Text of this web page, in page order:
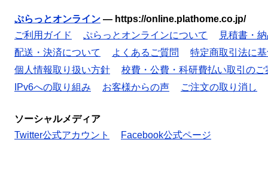
ぷらっとオンライン — https://online.plathome.co.jp/
ご利用ガイド
ぷらっとオンラインについて
見積書・
配送・決済について
よくあるご質問
特定商取引法に
個人情報取り扱い方針
校費・公費・科研費払い取引のご
IPv6への取り組み
お客様からの声 ご注文の取り消し
ソーシャルメディア
Twitter公式アカウント
Facebook公式ページ